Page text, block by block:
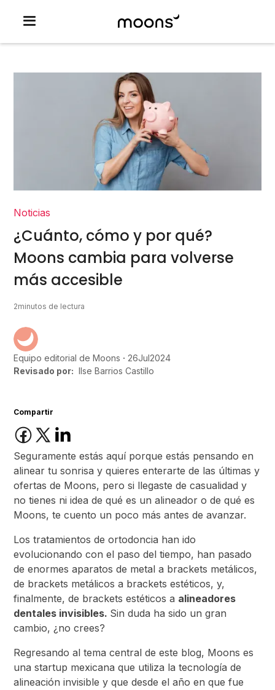
Noticias
¿Cuánto, cómo y por qué?
Moons cambia para volverse
más accesible
2minutos de lectura
Equipo editorial de Moons 26Jul2024
Revisado por: Ilse Barrios Castillo
Compartir
Seguramente estás aquí porque estás pensando en
alinear tu sonrisa y quieres enterarte de las últimas y
ofertas de Moons, pero si llegaste de casualidad y
no tienes ni idea de qué es un alineador o de qué es
Moons, te cuento un poco más antes de avanzar.
Los tratamientos de ortodoncia han ido
evolucionando con el paso del tiempo, han pasado
de enormes aparatos de metal a brackets metálicos,
de brackets metálicos a brackets estéticos, y,
finalmente, de brackets estéticos a alineadores
dentales invisibles. Sin duda ha sido un gran
cambio, ¿no crees?
Regresando al tema central de este blog, Moons es
una startup mexicana que utiliza la tecnología de
alineación invisible y que desde el año en que fue